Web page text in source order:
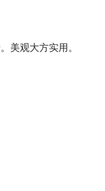
美观大方实用。